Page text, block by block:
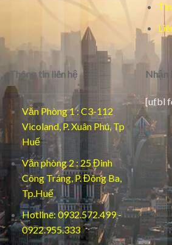
Thông tin liên hệ
Văn Phòng 1 : C3-112
Vicoland, P. Xuân Phú, Tp
Huế
Văn phòng 2 : 25 Đinh
Công Tráng, P. Đông Ba,
Tp.Huế
Hotline: 0932.572.499 -
0922.955.333
Nhận
[ufbl